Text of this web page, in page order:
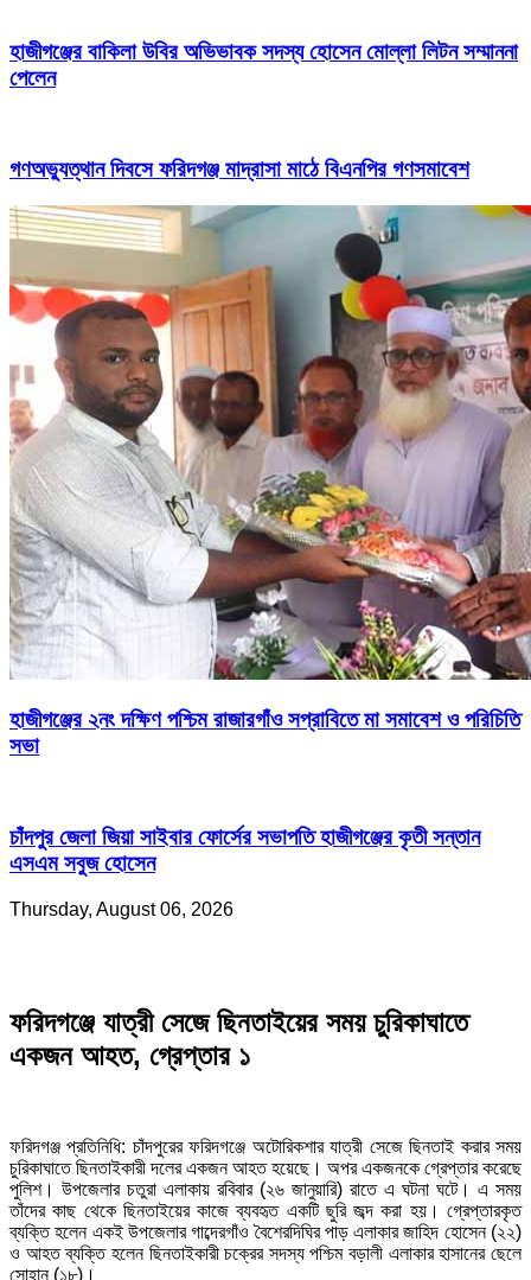
হাজীগঞ্জের বাকিলা উবির অভিভাবক সদস্য হোসেন মোল্লা লিটন সম্মাননা
পেলেন
গণঅভ্যুত্থান দিবসে ফরিদগঞ্জ মাদ্রাসা মাঠে বিএনপির গণসমাবেশ
হাজীগঞ্জের ২নং দক্ষিণ পশ্চিম রাজারগাঁও সপ্রাবিতে মা সমাবেশ ও পরিচিতি
সভা
চাঁদপুর জেলা জিয়া সাইবার ফোর্সের সভাপতি হাজীগঞ্জের কৃতী সন্তান
এসএম সবুজ হোসেন
Thursday, August 06, 2026
ফরিদগঞ্জে যাত্রী সেজে ছিনতাইয়ের সময় চুরিকাঘাতে
একজন আহত, গ্রেপ্তার ১
ফরিদগঞ্জ প্রতিনিধি: চাঁদপুরের ফরিদগঞ্জে অটোরিকশার যাত্রী সেজে ছিনতাই করার সময়
চুরিকাঘাতে ছিনতাইকারী দলের একজন আহত হয়েছে। অপর একজনকে গ্রেপ্তার করেছে
পুলিশ। উপজেলার চতুরা এলাকায় রবিবার (২৬ জানুয়ারি) রাতে এ ঘটনা ঘটে। এ সময়
তাঁদের কাছ থেকে ছিনতাইয়ের কাজে ব্যবহৃত একটি ছুরি জব্দ করা হয়। গ্রেপ্তারকৃত
ব্যক্তি হলেন একই উপজেলার গাব্দেরগাঁও বৈশেরদিঘির পাড় এলাকার জাহিদ হোসেন (২২)
ও আহত ব্যক্তি হলেন ছিনতাইকারী চক্রের সদস্য পশ্চিম বড়ালী এলাকার হাসানের ছেলে
সোহান (১৮)।